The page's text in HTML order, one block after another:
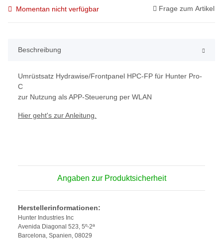
Momentan nicht verfügbar Frage zum Artikel
Beschreibung
Umrüstsatz Hydrawise/Frontpanel HPC-FP für Hunter Pro-
C
zur Nutzung als APP-Steuerung per WLAN
Hier geht's zur Anleitung.
Angaben zur Produktsicherheit
Herstellerinformationen:
Hunter Industries Inc
Avenida Diagonal 523, 5º-2ª
Barcelona, Spanien, 08029